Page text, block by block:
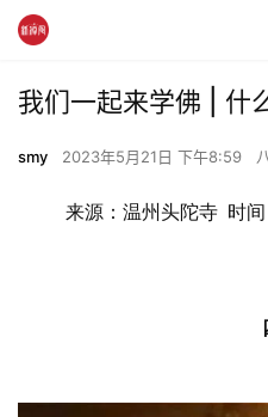
我们一起来学佛 | 什
smy 2023年5月21日 下午8:59
来源：温州头陀寺  时间